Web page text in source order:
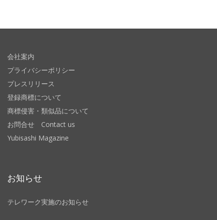
会社案内
プライバシーポリシー
プレスリリース
登録商標について
商標侵害・類似品について
お問合せ Contact us
Yubisashi Magazine
お知らせ
テレワーク実施のお知らせ